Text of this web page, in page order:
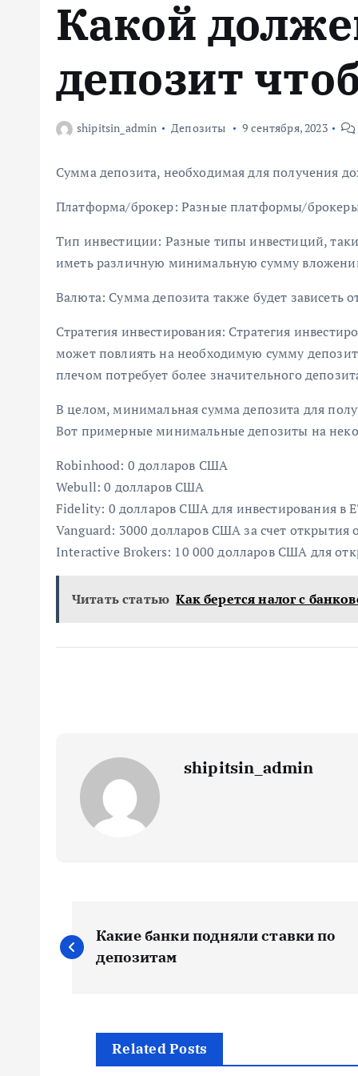
Какой
депозит
shipitsin_admin Депозиты 9 сентября, 2023
Сумма депозита, необходимая для получения
Платформа/брокер: Разные платформы/
Тип инвестиции: Разные типы инвестиций,
иметь различную минимальную сумму
Валюта: Сумма депозита также будет зависеть
Стратегия инвестирования: Стратегия
может повлиять на необходимую сумму
плечом потребует более значительного
В целом, минимальная сумма депозита для
Вот примерные минимальные депозиты на
Robinhood: 0 долларов США
Webull: 0 долларов США
Fidelity: 0 долларов США для инвестирования в
Vanguard: 3000 долларов США за счет открытия
Interactive Brokers: 10 000 долларов США для
Читать статью Как берется налог с
shipitsin_admin
Н
а
Какие банки подняли ставки по
депозитам
Related Posts